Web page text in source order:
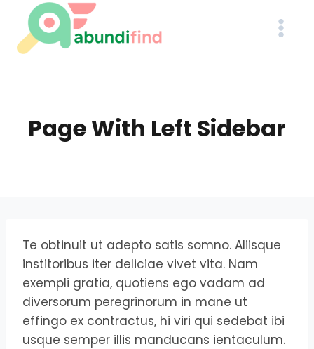
content
Page With Left Sidebar
Te obtinuit ut adepto satis somno. Aliisque
institoribus iter deliciae vivet vita. Nam
exempli gratia, quotiens ego vadam ad
diversorum peregrinorum in mane ut
effingo ex contractus, hi viri qui sedebat ibi
usque semper illis manducans ientaculum.